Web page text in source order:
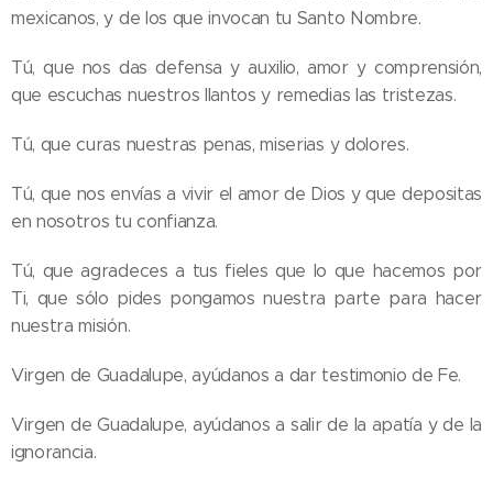
mexicanos, y de los que invocan tu Santo Nombre.
Tú, que nos das defensa y auxilio, amor y comprensión,
que escuchas nuestros llantos y remedias las tristezas.
Tú, que curas nuestras penas, miserias y dolores.
Tú, que nos envías a vivir el amor de Dios y que depositas
en nosotros tu confianza.
Tú, que agradeces a tus fieles que lo que hacemos por
Ti, que sólo pides pongamos nuestra parte para hacer
nuestra misión.
Virgen de Guadalupe, ayúdanos a dar testimonio de Fe.
Virgen de Guadalupe, ayúdanos a salir de la apatía y de la
ignorancia.